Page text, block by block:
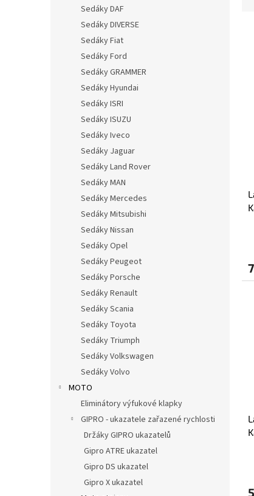
Sedáky DAF
Sedáky DIVERSE
Sedáky Fiat
Sedáky Ford
Sedáky GRAMMER
Sedáky Hyundai
Sedáky ISRI
Sedáky ISUZU
Sedáky Iveco
Sedáky Jaguar
Sedáky Land Rover
Sedáky MAN
Sedáky Mercedes
Sedáky Mitsubishi
Sedáky Nissan
Sedáky Opel
Sedáky Peugeot
Sedáky Porsche
Sedáky Renault
Sedáky Scania
Sedáky Toyota
Sedáky Triumph
Sedáky Volkswagen
Sedáky Volvo
MOTO
Eliminátory výfukové klapky
GIPRO - ukazatele zařazené rychlosti
Držáky GIPRO ukazatelů
Gipro ATRE ukazatel
Gipro DS ukazatel
Gipro X ukazatel